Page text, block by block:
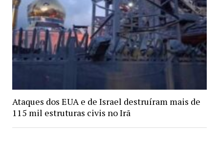
Ataques dos EUA e de Israel destruíram mais de
115 mil estruturas civis no Irã